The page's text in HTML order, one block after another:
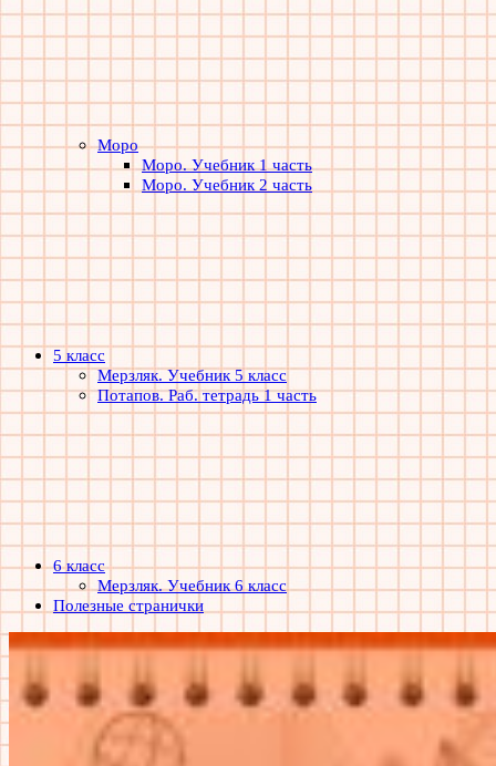
Моро
Моро. Учебник 1 часть
Моро. Учебник 2 часть
5 класс
Мерзляк. Учебник 5 класс
Потапов. Раб. тетрадь 1 часть
6 класс
Мерзляк. Учебник 6 класс
Полезные странички